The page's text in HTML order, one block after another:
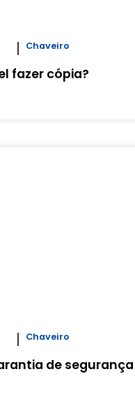
Chaveiro
fazer cópia?
Chaveiro
de